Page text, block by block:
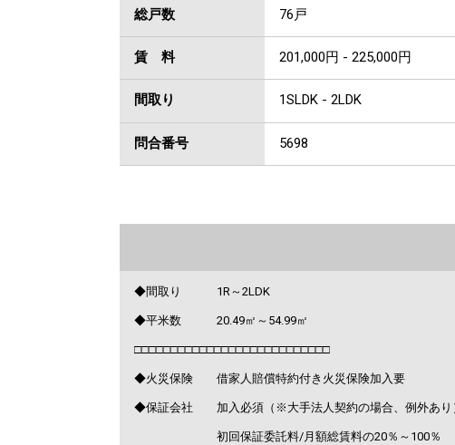
総戸数 76戸
賃 料 201,000円 - 225,000円
間取り 1SLDK - 2LDK
問合番号 5698
◆間取り 1R～2LDK
◆平米数 20.49㎡～54.99㎡
□□□□□□□□□□□□□□□□□□□□□□□□□□□
◆火災保険 借家人賠償特約付き火災保険加入要
◆保証会社 加入必須（※大手法人契約の場合、例外あり
初回保証委託料/月額総賃料の20％～100％